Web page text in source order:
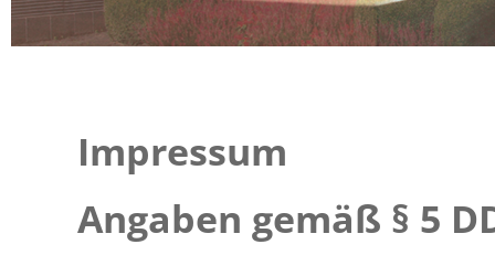
Impressum
Angaben gemäß § 5